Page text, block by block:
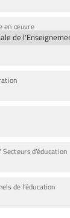
en œuvre
de
d’éducation
de l’éducation